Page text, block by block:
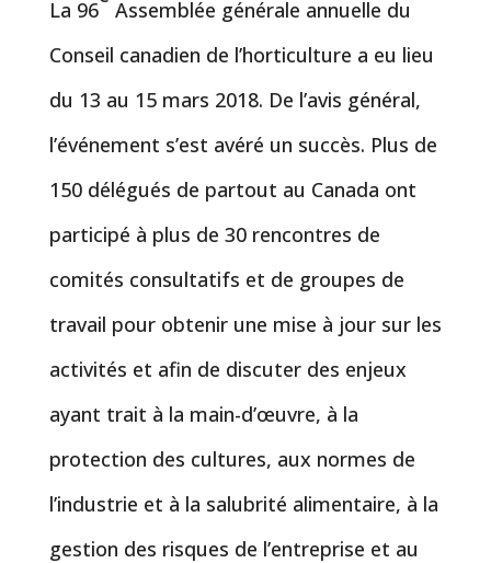
La 96
Assemblée générale annuelle du
Conseil canadien de l’horticulture a eu lieu
du 13 au 15 mars 2018. De l’avis général,
l’événement s’est avéré un succès. Plus de
150 délégués de partout au Canada ont
participé à plus de 30 rencontres de
comités consultatifs et de groupes de
travail pour obtenir une mise à jour sur les
activités et afin de discuter des enjeux
ayant trait à la main-d’œuvre, à la
protection des cultures, aux normes de
l’industrie et à la salubrité alimentaire, à la
gestion des risques de l’entreprise et au